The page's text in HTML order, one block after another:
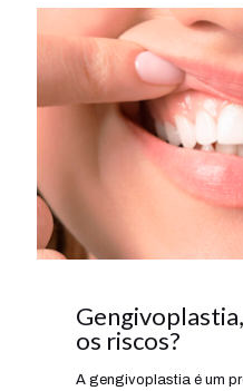
os riscos?
A gengivoplastia é um